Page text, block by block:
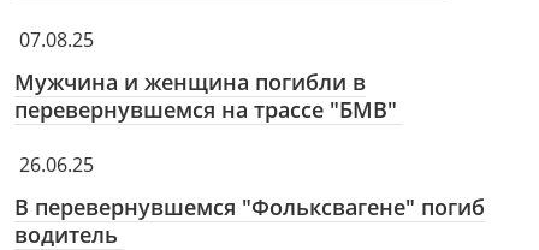
07.08.25
Мужчина и женщина погибли в
перевернувшемся на трассе "БМВ"
26.06.25
В перевернувшемся "Фольксвагене" погиб
водитель